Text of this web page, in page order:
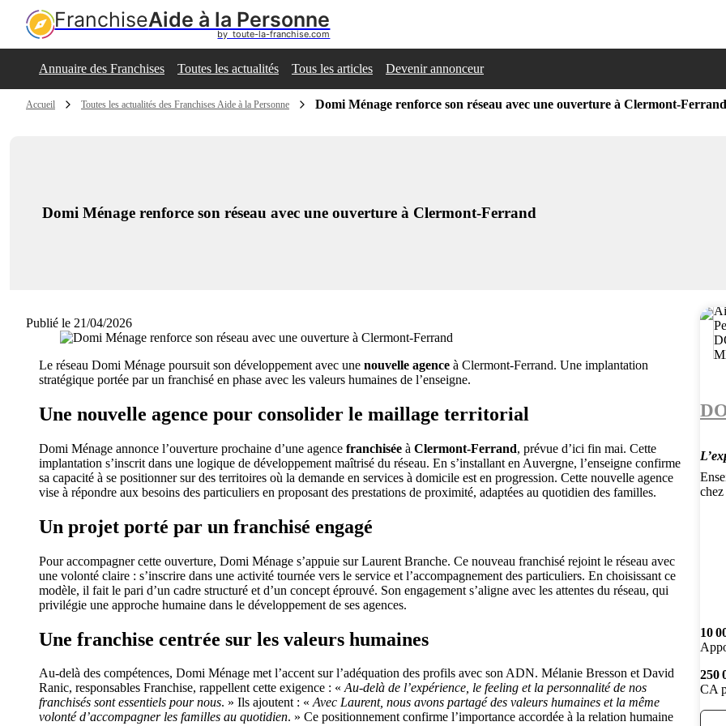
FranchiseAide à la Personne
by  toute-la-franchise.com
Annuaire des Franchises Toutes les actualités Tous les articles Devenir annonceur
Accueil Toutes les actualités des Franchises Aide à la Personne Domi Ménage renforce son réseau avec une ouverture à Clermont-Ferrand
Domi Ménage renforce son réseau avec une ouverture à Clermont-Ferrand
Publié le 21/04/2026
Le réseau Domi Ménage poursuit son développement avec une nouvelle agence à Clermont-Ferrand. Une implantation
stratégique portée par un franchisé en phase avec les valeurs humaines de l’enseigne.
Une nouvelle agence pour consolider le maillage territorial
Domi Ménage annonce l’ouverture prochaine d’une agence franchisée à Clermont-Ferrand, prévue d’ici fin mai. Cette
implantation s’inscrit dans une logique de développement maîtrisé du réseau. En s’installant en Auvergne, l’enseigne confirme
sa capacité à se positionner sur des territoires où la demande en services à domicile est en progression. Cette nouvelle agence
vise à répondre aux besoins des particuliers en proposant des prestations de proximité, adaptées au quotidien des familles.
Un projet porté par un franchisé engagé
Pour accompagner cette ouverture, Domi Ménage s’appuie sur Laurent Branche. Ce nouveau franchisé rejoint le réseau avec
une volonté claire : s’inscrire dans une activité tournée vers le service et l’accompagnement des particuliers. En choisissant ce
modèle, il fait le pari d’un cadre structuré et d’un concept éprouvé. Son engagement s’aligne avec les attentes du réseau, qui
privilégie une approche humaine dans le développement de ses agences.
Une franchise centrée sur les valeurs humaines
Au-delà des compétences, Domi Ménage met l’accent sur l’adéquation des profils avec son ADN. Mélanie Bresson et David
Ranic, responsables Franchise, rappellent cette exigence : «Au-delà de l’expérience, le feeling et la personnalité de nos
franchisés sont essentiels pour nous. » Ils ajoutent : «Avec Laurent, nous avons partagé des valeurs humaines et la même
volonté d’accompagner les familles au quotidien. » Ce positionnement confirme l’importance accordée à la relation humaine
10
250
CA